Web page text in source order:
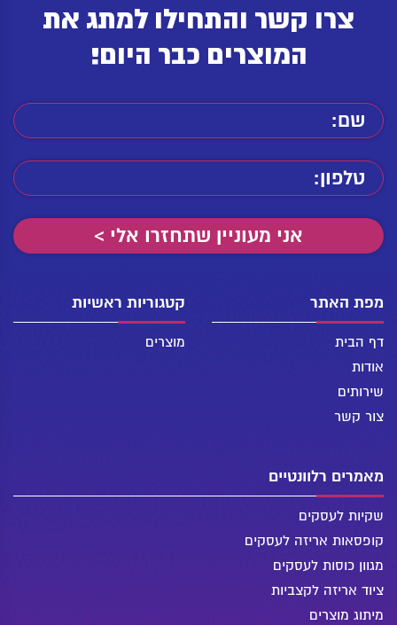
צרו קשר והתחילו למתג את
המוצרים כבר היום!
מפת האתר
דף הבית
אודות
שירותים
צור קשר
קטגוריות ראשיות
מוצרים
מאמרים רלוונטיים
שקיות לעסקים
קופסאות אריזה לעסקים
מגוון כוסות לעסקים
ציוד אריזה לקצביות
מיתוג מוצרים